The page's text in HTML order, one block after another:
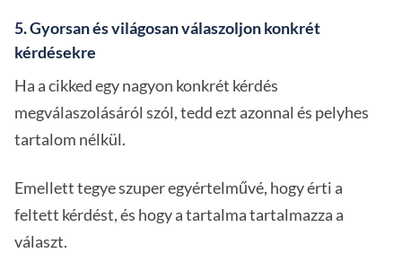
5. Gyorsan és világosan válaszoljon konkrét
kérdésekre
Ha a cikked egy nagyon konkrét kérdés
megválaszolásáról szól, tedd ezt azonnal és pelyhes
tartalom nélkül.
Emellett tegye szuper egyértelművé, hogy érti a
feltett kérdést, és hogy a tartalma tartalmazza a
választ.